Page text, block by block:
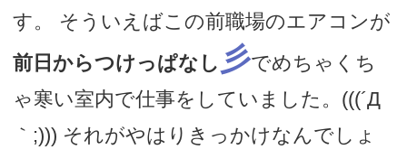
す。 そういえばこの前職場のエアコンが
前日からつけっぱなし 彡でめちゃくち
ゃ寒い室内で仕事をしていました。(((´Д
｀;))) それがやはりきっかけなんでしょ